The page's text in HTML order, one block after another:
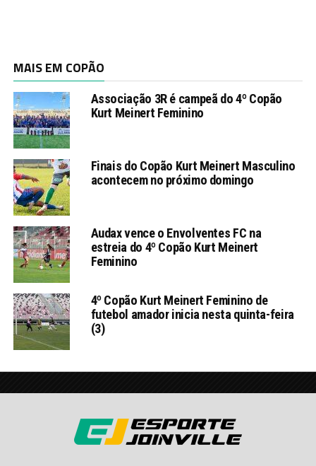
MAIS EM COPÃO
Associação 3R é campeã do 4º Copão
Kurt Meinert Feminino
Finais do Copão Kurt Meinert Masculino
acontecem no próximo domingo
Audax vence o Envolventes FC na
estreia do 4º Copão Kurt Meinert
Feminino
4º Copão Kurt Meinert Feminino de
futebol amador inicia nesta quinta-feira
(3)